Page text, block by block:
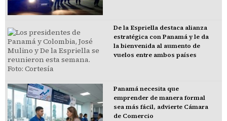
De la Espriella destaca alianza
estratégica con Panamá y le da
la bienvenida al aumento de
vuelos entre ambos países
Panamá necesita que
emprender de manera formal
sea más fácil, advierte Cámara
de Comercio